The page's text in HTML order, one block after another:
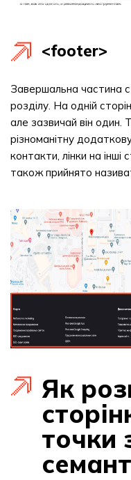
<footer>
Завершальна частина
розділу. На одній
але зазвичай він
різноманітну
контакти, лінки на
також прийнято
Як
точки